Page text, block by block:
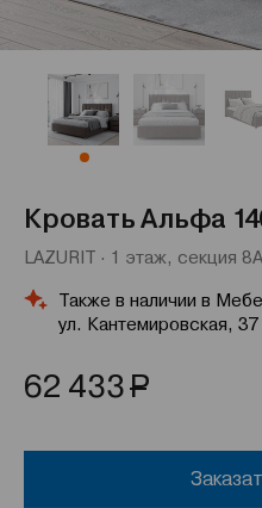
Кровать Альфа
LAZURIT · 1 этаж, секция 8А
Также в наличии в
ул. Кантемировская, 37
62 433Р